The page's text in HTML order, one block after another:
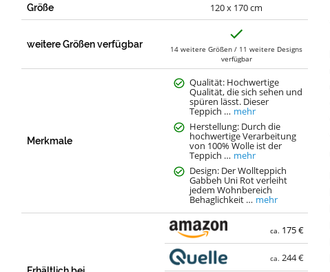
Größe 120 x 170 cm
weitere Größen verfügbar
14 weitere Größen / 11 weitere Designs
verfügbar
Merkmale
Qualität: Hochwertige
Qualität, die sich sehen und
spüren lässt. Dieser
Teppich … mehr
Herstellung: Durch die
hochwertige Verarbeitung
von 100% Wolle ist der
Teppich … mehr
Design: Der Wollteppich
Gabbeh Uni Rot verleiht
jedem Wohnbereich
Behaglichkeit … mehr
ca. 175 €
ca. 244 €